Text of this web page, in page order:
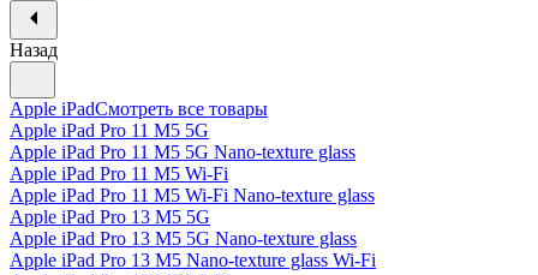
Назад
Apple iPadСмотреть все товары
Apple iPad Pro 11 M5 5G
Apple iPad Pro 11 M5 5G Nano-texture glass
Apple iPad Pro 11 M5 Wi-Fi
Apple iPad Pro 11 M5 Wi-Fi Nano-texture glass
Apple iPad Pro 13 M5 5G
Apple iPad Pro 13 M5 5G Nano-texture glass
Apple iPad Pro 13 M5 Nano-texture glass Wi-Fi